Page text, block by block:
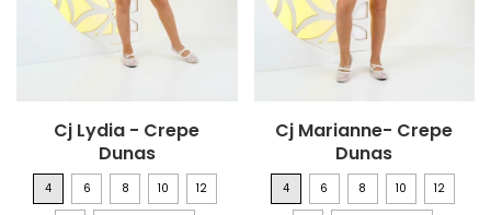
Cj Lydia - Crepe
Dunas
4 6 8 10 12
Cj Marianne- Crepe
Dunas
4 6 8 10 12